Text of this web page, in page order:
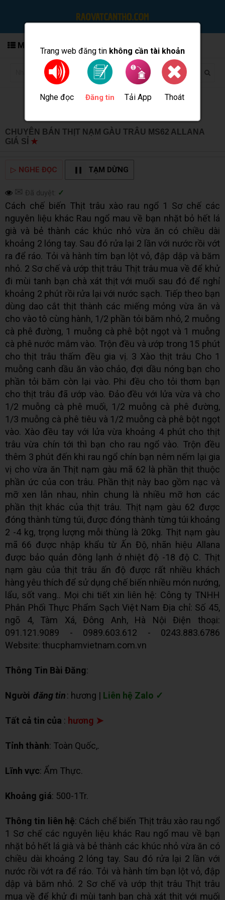
Trang web đăng tin không cần tài khoản
Nghe đọc Đăng tin Tải App Thoát
MENU
CHUYÊN BÁN THỊT NẠM GÀU TRÂU MS62 ALLANA
GIÁ SỈ ★
▷ NGHE ĐỌC TẠM DỪNG
✉ Đã duyệt: ✓
Cách chế biến Thịt trâu xào rau ngổ 1 Sơ chế các
nguyên liệu khác Rau ngổ mau về bạn nhặt bỏ hết lá
già và bẻ thành các khúc nhỏ vừa ăn có chiều dài
khoảng 2 lóng tay. Sau đó rửa lại 2 lần với nước rồi vớt
ra để ráo. Tỏi và hành tím bạn lột vỏ, đập dập và băm
nhỏ. 2 Sơ chế và ướp thịt trâu Thịt trâu mua về để khử
đi mùi tanh bạn chà xát thịt với muối sau đó để nghỉ
khoảng 2 phút rồi rửa lại với nước sạch. Tiếp theo bạn
dùng dao cắt thịt thành các miếng mỏng vừa ăn và
cho vào tô cùng hành, 1/2 phần tỏi băm nhỏ, 2 muỗng
cà phê đường, 1 muỗng cà phê bột ngọt và 1 muỗng
cà phê nước mắm vào. Trộn đều và ướp trong 15 phút
cho thịt trâu thấm đều gia vị. 3 Xào thịt trâu Cho 1
muỗng canh dầu ăn vào chảo, đợi dầu nóng bạn cho
phần tỏi băm còn lại vào. Phi đều cho tỏi thơm bạn
cho thịt trâu đã ướp vào. Đảo đều với lửa vừa và cho
1/2 muỗng cà phê muối, 1/2 muỗng cà phê đường,
1/3 muỗng cà phê tiêu và 1/2 muỗng cà phê bột ngọt
vào. Xào đều tay với lửa vừa khoảng 4 phút cho thịt
trâu vừa chín tới thì bạn cho rau ngổ vào. Trộn đều
thêm 3 phút đến khi rau ngổ chín bạn nêm nếm lại gia
vị cho vừa ăn Thịt nạm gàu mã 62 là phần thịt thuộc
phần ức của con trâu. Phần thịt này bao gồm nạc và
mỡ xen lẫn nhau, nhìn chung là nhiều mỡ hơn các
phần thịt khác của thịt trâu. Thịt nạm gàu 62 được
đóng thành từng túi, được đóng thành từng túi khoảng
2 -4 kg, trọng lượng mỗi thùng là 20kg. Thịt nạm gàu
mã 66 được nhập khẩu từ Ấn Độ, nhãn hiệu Allana
được bảo quản đông lạnh ở nhiệt độ -18 độ C. Thịt
nạm gàu của thịt trâu ấn độ được rất nhiều khách
hàng yêu thích để sử dụng chế biến nhiều món nướng,
lẩu, sốt vang.. Mọi chi tiết xin liên hệ: Công ty TNHH
Phân Phối Thực Phẩm Sạch Việt Nam Địa chỉ: Số 45,
ngõ 4, Tàm Xá, Đông Anh, Hà Nội Điện thoại:
091.121.9089 - 0989.603.612 - 0243.883.6786
Website: thucphamvietnam.com.vn
Thông Tin Bài Đăng:
Người đăng tin: hương | Liên hệ Zalo ✓
Tất cả tin của : hương ➤
Tỉnh thành: Toàn Quốc,.
Lĩnh vực: Ẩm Thực.
Khoảng giá: 500-1Tr.
Thông tin liên hệ: Cách chế biến Thịt trâu xào rau ngổ
1 Sơ chế các nguyên liệu khác Rau ngổ mau về bạn
nhặt bỏ hết lá già và bẻ thành các khúc nhỏ vừa ăn có
chiều dài khoảng 2 lóng tay. Sau đó rửa lại 2 lần với
nước rồi vớt ra để ráo. Tỏi và hành tím bạn lột vỏ, đập
dập và băm nhỏ. 2 Sơ chế và ướp thịt trâu Thịt trâu
mua về để khử đi mùi tanh bạn chà xát thịt với muối